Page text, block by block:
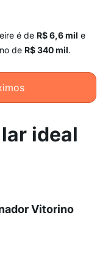
é de R$ 6,6 mil e
de R$ 340 mil.
ideal
Vitorino